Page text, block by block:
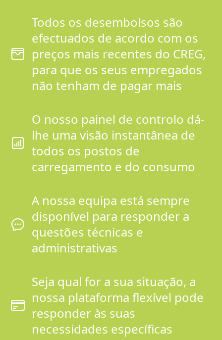
Todos os desembolsos são
efectuados de acordo com os
preços mais recentes do CREG,
para que os seus empregados
não tenham de pagar mais
O nosso painel de controlo dá-
lhe uma visão instantânea de
todos os postos de
carregamento e do consumo
A nossa equipa está sempre
disponível para responder a
questões técnicas e
administrativas
Seja qual for a sua situação, a
nossa plataforma flexível pode
responder às suas
necessidades específicas